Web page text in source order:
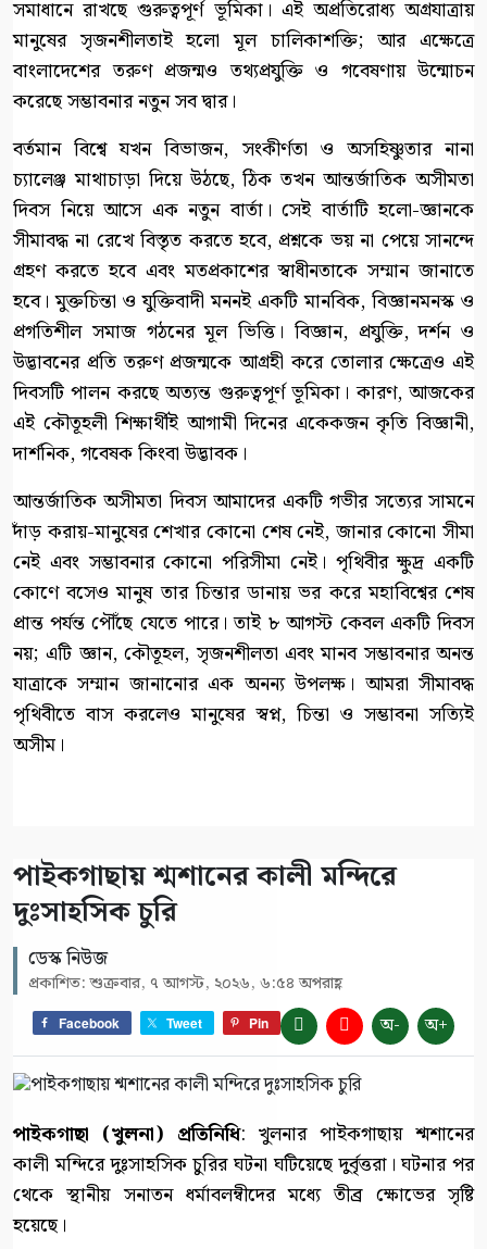
সমাধানে রাখছে গুরুত্বপূর্ণ ভূমিকা। এই অপ্রতিরোধ্য অগ্রযাত্রায়
মানুষের সৃজনশীলতাই হলো মূল চালিকাশক্তি; আর এক্ষেত্রে
বাংলাদেশের তরুণ প্রজন্মও তথ্যপ্রযুক্তি ও গবেষণায় উন্মোচন
করেছে সম্ভাবনার নতুন সব দ্বার।
বর্তমান বিশ্বে যখন বিভাজন, সংকীর্ণতা ও অসহিষ্ণুতার নানা
চ্যালেঞ্জ মাথাচাড়া দিয়ে উঠছে, ঠিক তখন আন্তর্জাতিক অসীমতা
দিবস নিয়ে আসে এক নতুন বার্তা। সেই বার্তাটি হলো-জ্ঞানকে
সীমাবদ্ধ না রেখে বিস্তৃত করতে হবে, প্রশ্নকে ভয় না পেয়ে সানন্দে
গ্রহণ করতে হবে এবং মতপ্রকাশের স্বাধীনতাকে সম্মান জানাতে
হবে। মুক্তচিন্তা ও যুক্তিবাদী মননই একটি মানবিক, বিজ্ঞানমনস্ক ও
প্রগতিশীল সমাজ গঠনের মূল ভিত্তি। বিজ্ঞান, প্রযুক্তি, দর্শন ও
উদ্ভাবনের প্রতি তরুণ প্রজন্মকে আগ্রহী করে তোলার ক্ষেত্রেও এই
দিবসটি পালন করছে অত্যন্ত গুরুত্বপূর্ণ ভূমিকা। কারণ, আজকের
এই কৌতূহলী শিক্ষার্থীই আগামী দিনের একেকজন কৃতি বিজ্ঞানী,
দার্শনিক, গবেষক কিংবা উদ্ভাবক।
আন্তর্জাতিক অসীমতা দিবস আমাদের একটি গভীর সত্যের সামনে
দাঁড় করায়-মানুষের শেখার কোনো শেষ নেই, জানার কোনো সীমা
নেই এবং সম্ভাবনার কোনো পরিসীমা নেই। পৃথিবীর ক্ষুদ্র একটি
কোণে বসেও মানুষ তার চিন্তার ডানায় ভর করে মহাবিশ্বের শেষ
প্রান্ত পর্যন্ত পৌঁছে যেতে পারে। তাই ৮ আগস্ট কেবল একটি দিবস
নয়; এটি জ্ঞান, কৌতূহল, সৃজনশীলতা এবং মানব সম্ভাবনার অনন্ত
যাত্রাকে সম্মান জানানোর এক অনন্য উপলক্ষ। আমরা সীমাবদ্ধ
পৃথিবীতে বাস করলেও মানুষের স্বপ্ন, চিন্তা ও সম্ভাবনা সত্যিই
অসীম।
পাইকগাছায় শ্মশানের কালী মন্দিরে
দুঃসাহসিক চুরি
ডেস্ক নিউজ
প্রকাশিত: শুক্রবার, ৭ আগস্ট, ২০২৬, ৬:৫৪ অপরাহ্ণ
Facebook Tweet Pin অ- অ+
পাইকগাছা (খুলনা) প্রতিনিধি: খুলনার পাইকগাছায় শ্মশানের
কালী মন্দিরে দুঃসাহসিক চুরির ঘটনা ঘটিয়েছে দুর্বৃত্তরা। ঘটনার পর
থেকে স্থানীয় সনাতন ধর্মাবলম্বীদের মধ্যে তীব্র ক্ষোভের সৃষ্টি
হয়েছে।